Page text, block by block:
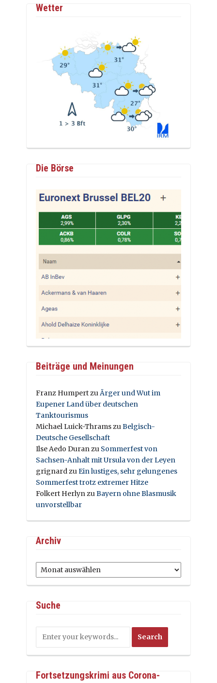
Wetter
Die Börse
Beiträge und Meinungen
Franz HumpertzuÄrger und Wut im
Eupener Land über deutschen
Tanktourismus
Michael Luick-ThramszuBelgisch-
Deutsche Gesellschaft
Ilse Aedo Duranzu Sommerfest von
Sachsen-Anhalt mit Ursula von der Leyen
grignardzuEin lustiges, sehr gelungenes
Sommerfest trotz extremer Hitze
Folkert HerlynzuBayern ohne Blasmusik
unvorstellbar
Archiv
Archiv
Suche
Fortsetzungskrimi aus Corona-